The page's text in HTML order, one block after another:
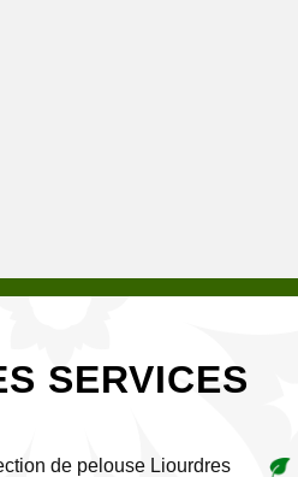
SERVICES
de pelouse Liourdres